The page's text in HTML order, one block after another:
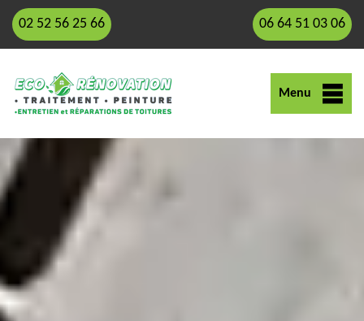
02 52 56 25 66 06 64 51 03 06
Menu